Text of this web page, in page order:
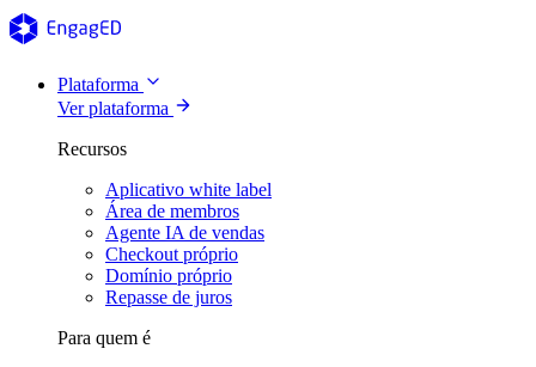
Plataforma
Ver plataforma
Recursos
Aplicativo white label
Área de membros
Agente IA de vendas
Checkout próprio
Domínio próprio
Repasse de juros
Para quem é